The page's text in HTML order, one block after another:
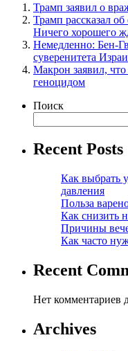
Трамп заявил о
Трамп рассказал
Ничего хорошего
Немедленно: Бен-
суверенитета
Макрон заявил,
геноцидом
Поиск
Recent Posts
Как выбрать
давления
Польза
Как снизить
Причины
Как часто
Recent
Нет комментариев
Archives